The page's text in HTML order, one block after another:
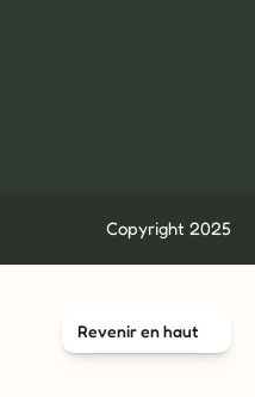
Copyright 2025
Revenir en haut